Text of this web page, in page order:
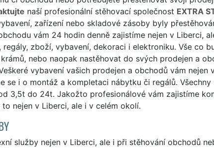
naší profesionální stěhovací společnost EXTRA
zařízení nebo skladové zásoby byly
vám 24 hodin denně zajistíme nejen v Liberci,
regály, zboží, vybavení, dekoraci i elektroniku. Vše co
nebo naopak nastěhovat do svých prodejen a
vybavení vašich prodejen a obchodů vám nejen
se i o montáž a kompletaci nábytku či regálů.
3,5t do 24t. Jakožto profesionálové vám zajistíme
nejen v Liberci, ale i v celém okolí.
služby nejen v Liberci, ale i při stěhování obchodů